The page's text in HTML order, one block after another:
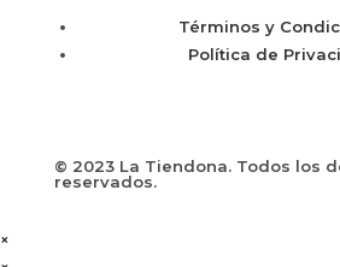
© 2023 La Tiendona. Todos los
reservados.
Términos y
Política de
×